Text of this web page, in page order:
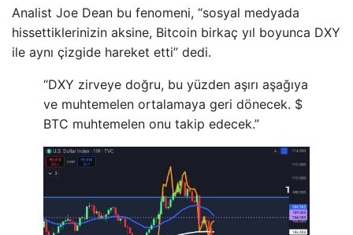
Analist Joe Dean bu fenomeni, “sosyal medyada
hissettiklerinizin aksine, Bitcoin birkaç yıl boyunca DXY
ile aynı çizgide hareket etti” dedi.
“DXY zirveye doğru, bu yüzden aşırı aşağıya
ve muhtemelen ortalamaya geri dönecek. $
BTC muhtemelen onu takip edecek.”